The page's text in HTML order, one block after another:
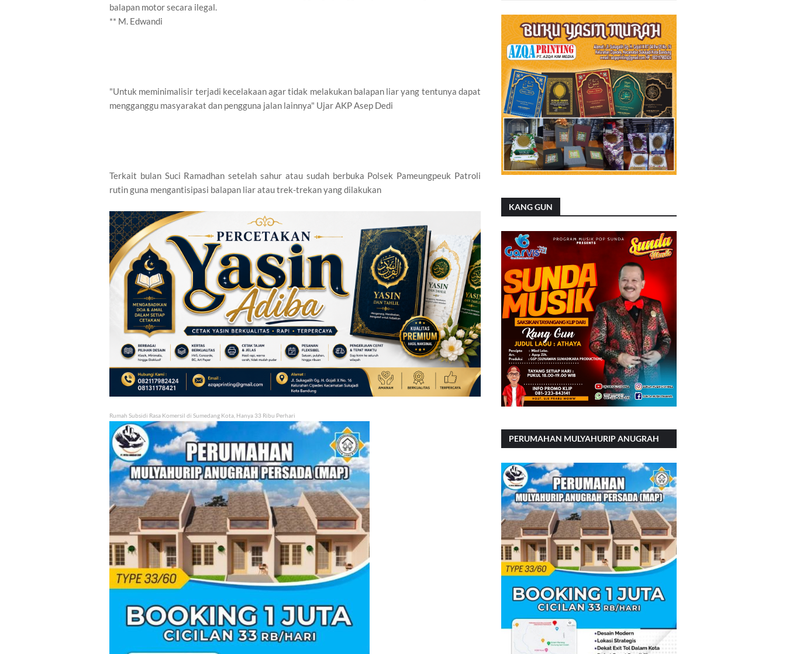
balapan motor secara ilegal.
** M. Edwandi
"Untuk meminimalisir terjadi kecelakaan agar tidak melakukan balapan liar yang tentunya dapat
mengganggu masyarakat dan pengguna jalan lainnya" Ujar AKP Asep Dedi
Terkait bulan Suci Ramadhan setelah sahur atau sudah berbuka Polsek Pameungpeuk Patroli
rutin guna mengantisipasi balapan liar atau trek-trekan yang dilakukan
Rumah Subsidi Rasa Komersil di Sumedang Kota, Hanya 33 Ribu Perhari
KANG GUN
PERUMAHAN MULYAHURIP ANUGRAH